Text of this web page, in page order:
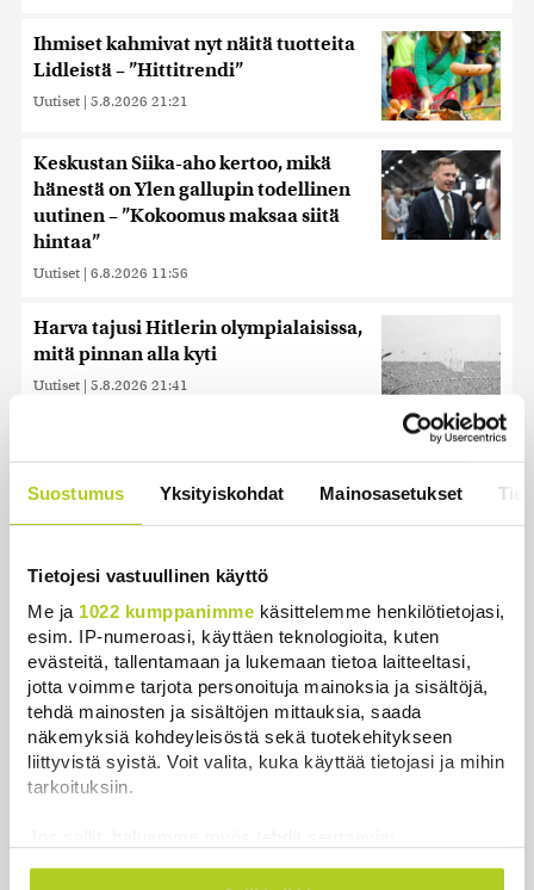
Suostumus Yksityiskohdat Mainosasetukset
Tietojesi vastuullinen käyttö
Me ja 1022 kumppanimme käsittelemme henkilötietojasi,
esim. IP-numeroasi, käyttäen teknologioita, kuten
evästeitä, tallentamaan ja lukemaan tietoa laitteeltasi,
jotta voimme tarjota personoituja mainoksia ja sisältöjä,
tehdä mainosten ja sisältöjen mittauksia, saada
näkemyksiä kohdeyleisöstä sekä tuotekehitykseen
liittyvistä syistä. Voit valita, kuka käyttää tietojasi ja mihin
tarkoituksiin.
Kerätä tietoja maantieteellisestä sijainnistasi,
Ihmiset kahmivat nyt näitä tuotteita
Lidleistä – ”Hittitrendi”
Uutiset | 5.8.2026 21:21
Keskustan Siika-aho kertoo, mikä
hänestä on Ylen gallupin todellinen
uutinen – ”Kokoomus maksaa siitä
hintaa”
Uutiset | 6.8.2026 11:56
Harva tajusi Hitlerin olympialaisissa,
mitä pinnan alla kyti
Uutiset | 5.8.2026 21:41
suorituskyvystä
Uutiset | 5.8.2026 22:15
Miksi Ruotsin Daniel on pelkkä
prinssi, mutta Norjan Mette-Marit on
kruununprinsessa?
Uutiset | 3.8.2026 21:46
Kuin kauhuelokuvasta – Oletko
kuullut Etelämantereen
Veriputouksesta?
Juutalainen miekkailija voitti